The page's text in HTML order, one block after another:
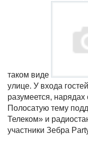
таком виде
улице. У входа
разумеется, нарядах
Полосатую тему
Телеком» и
участники Зебра